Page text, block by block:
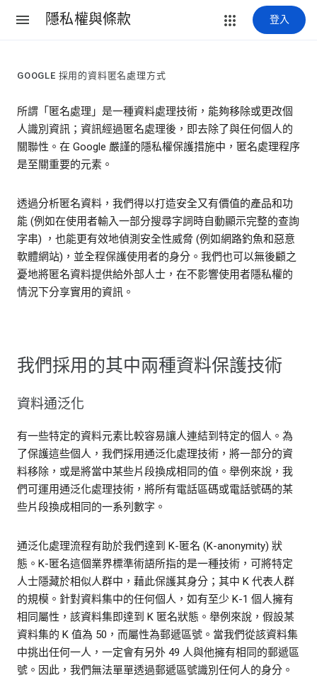
隱私權與條款 登入
GOOGLE 採用的資料匿名處理方式
所謂「匿名處理」是一種資料處理技術，能夠移除或更改個
人識別資訊；資訊經過匿名處理後，即去除了與任何個人的
關聯性。在 Google 嚴謹的隱私權保護措施中，匿名處理程序
是至關重要的元素。
透過分析匿名資料，我們得以打造安全又有價值的產品和功
能 (例如在使用者輸入一部分搜尋字詞時自動顯示完整的查詢
字串) ，也能更有效地偵測安全性威脅 (例如網路釣魚和惡意
軟體網站)，並全程保護使用者的身分。我們也可以無後顧之
憂地將匿名資料提供給外部人士，在不影響使用者隱私權的
情況下分享實用的資訊。
我們採用的其中兩種資料保護技術
資料通泛化
有一些特定的資料元素比較容易讓人連結到特定的個人。為
了保護這些個人，我們採用通泛化處理技術，將一部分的資
料移除，或是將當中某些片段換成相同的值。舉例來說，我
們可運用通泛化處理技術，將所有電話區碼或電話號碼的某
些片段換成相同的一系列數字。
通泛化處理流程有助於我們達到 K-匿名 (K-anonymity) 狀
態。K-匿名這個業界標準術語所指的是一種技術，可將特定
人士隱藏於相似人群中，藉此保護其身分；其中 K 代表人群
的規模。針對資料集中的任何個人，如有至少 K-1 個人擁有
相同屬性，該資料集即達到 K 匿名狀態。舉例來說，假設某
資料集的 K 值為 50，而屬性為郵遞區號。當我們從該資料集
中挑出任何一人，一定會有另外 49 人與他擁有相同的郵遞區
號。因此，我們無法單單透過郵遞區號識別任何人的身分。